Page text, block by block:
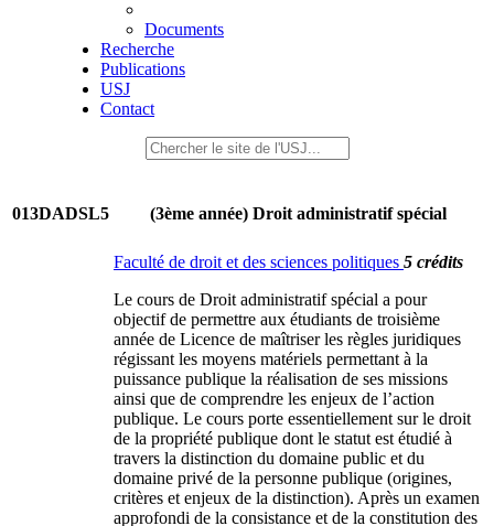
Documents
Recherche
Publications
USJ
Contact
013DADSL5 (3ème année) Droit administratif spécial
Faculté de droit et des sciences politiques 5 crédits
Le cours de Droit administratif spécial a pour
objectif de permettre aux étudiants de troisième
année de Licence de maîtriser les règles juridiques
régissant les moyens matériels permettant à la
puissance publique la réalisation de ses missions
ainsi que de comprendre les enjeux de l’action
publique. Le cours porte essentiellement sur le droit
de la propriété publique dont le statut est étudié à
travers la distinction du domaine public et du
domaine privé de la personne publique (origines,
critères et enjeux de la distinction). Après un examen
approfondi de la consistance et de la constitution des